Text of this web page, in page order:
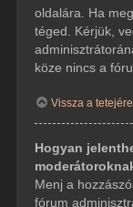
oldalára. Ha
téged. Kérjük,
köze nincs a
Vissza a tetejére
Hogyan
Menj a
fórum